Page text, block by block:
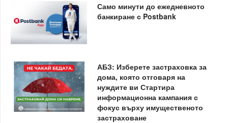
Само минути до ежедневното
банкиране с Postbank
АБЗ: Изберете застраховка за
дома, която отговаря на
нуждите ви Стартира
информационна кампания с
фокус върху имущественото
застраховане